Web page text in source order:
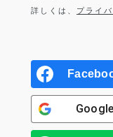
詳しくは、 プライ
Google